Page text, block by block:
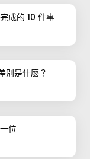
成的 10 件事
是什麼？
位